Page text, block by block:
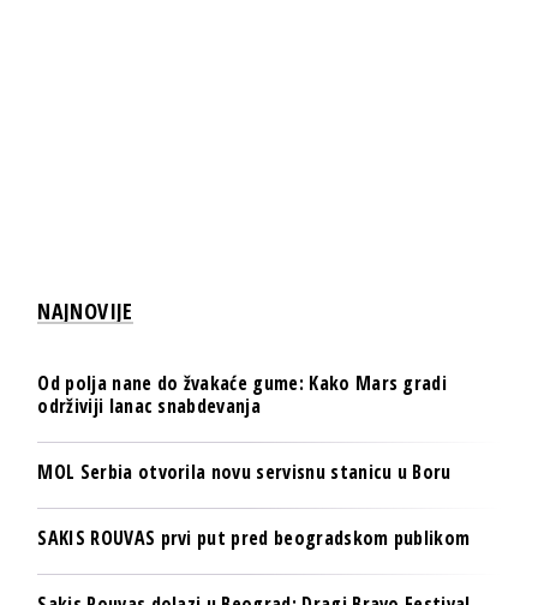
NAJNOVIJE
Od polja nane do žvakaće gume: Kako Mars gradi
održiviji lanac snabdevanja
MOL Serbia otvorila novu servisnu stanicu u Boru
SAKIS ROUVAS prvi put pred beogradskom publikom